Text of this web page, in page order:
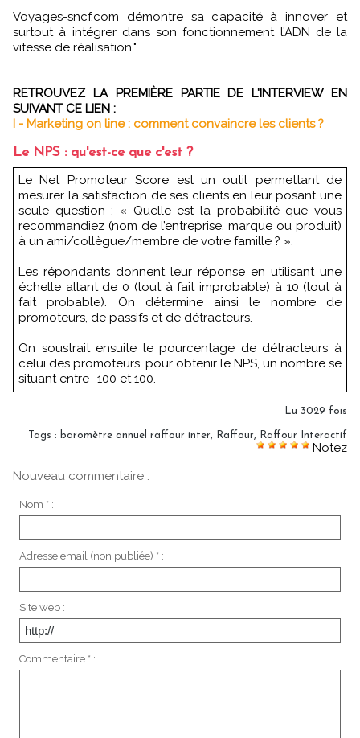
Voyages-sncf.com démontre sa capacité à innover et
surtout à intégrer dans son fonctionnement l’ADN de la
vitesse de réalisation."
RETROUVEZ LA PREMIÈRE PARTIE DE L'INTERVIEW EN
SUIVANT CE LIEN :
I - Marketing on line : comment convaincre les clients ?
Le NPS : qu'est-ce que c'est ?
Le Net Promoteur Score est un outil permettant de
mesurer la satisfaction de ses clients en leur posant une
seule question : « Quelle est la probabilité que vous
recommandiez (nom de l’entreprise, marque ou produit)
à un ami/collègue/membre de votre famille ? ».
Les répondants donnent leur réponse en utilisant une
échelle allant de 0 (tout à fait improbable) à 10 (tout à
fait probable). On détermine ainsi le nombre de
promoteurs, de passifs et de détracteurs.
On soustrait ensuite le pourcentage de détracteurs à
celui des promoteurs, pour obtenir le NPS, un nombre se
situant entre -100 et 100.
Lu 3029 fois
Tags : baromètre annuel raffour inter, Raffour, Raffour Interactif
Notez
Nouveau commentaire :
Nom * :
Adresse email (non publiée) * :
Site web :
Commentaire * :